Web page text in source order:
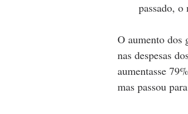
passado,
O aumento dos
nas despesas
aumentasse
mas passou